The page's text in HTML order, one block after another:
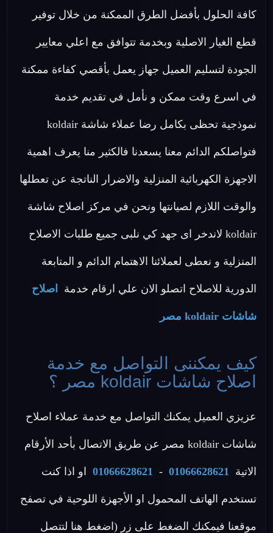
كافة الحلول بأفضل الطرق الممكنة من خلال توفير
قطع الغيار الاصلية وبخدمة تتوافق مع اعلي معايير
الجودة لتسليم العميل جهاز يعمل بأقصي كفاءة ممكنة
في اسرع وقت ممكن و نأمل في تقديم خدمة
نموذجية تحظى بكامل رضا عملاء شاشة koldair
فتواصلكم الدائم معنا يسعدنا فالكثير منا يعرف اهمية
الاجهزة الكهربائية المنزلية والاضرار الناتجة عن تعطلها
والوقت اللازم لصيانتها ونحن في مركز اصلاح شاشة
koldair لاندخر اى جهد كي نلبى جميع طلبات الاصلاح
المنزلية و نعطى لعملائنا الاهتمام الدائم و المتابعة
الدورية للاصلاح اتصلو الان علي ارقام خدمة اصلاح
شاشات koldair مصر
كيف يمكننى التواصل مع خدمة
اصلاح شاشات koldair مصر ؟
عزيزي العميل يمكنك التواصل مع خدمة عملاء اصلاح
شاشات koldair مصر عن طريق الاتصال بأحد الأرقام
الاتية 01066628621
-
01066628621 او اذا كنت
تستخدم الهاتف المحمول او الأجهزة اللوحية في تصفح
موقعنا فيمكنك الضغط على زر (اضغط هنا لتتصل